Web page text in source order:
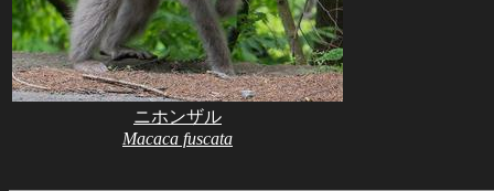
ニホンザル
Macaca fuscata